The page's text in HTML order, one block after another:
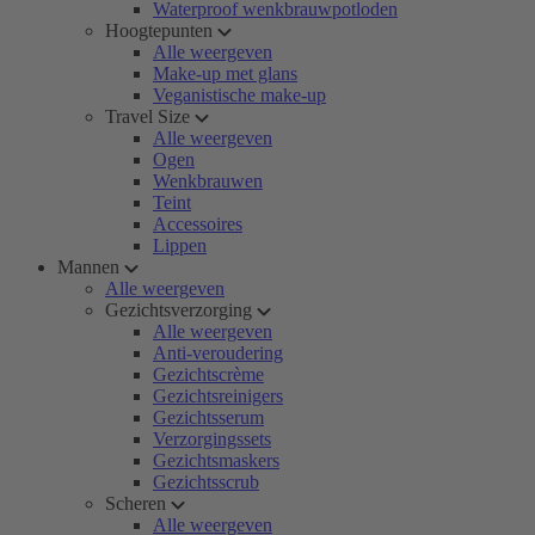
Waterproof wenkbrauwpotloden
Hoogtepunten
Alle weergeven
Make-up met glans
Veganistische make-up
Travel Size
Alle weergeven
Ogen
Wenkbrauwen
Teint
Accessoires
Lippen
Mannen
Alle weergeven
Gezichtsverzorging
Alle weergeven
Anti-veroudering
Gezichtscrème
Gezichtsreinigers
Gezichtsserum
Verzorgingssets
Gezichtsmaskers
Gezichtsscrub
Scheren
Alle weergeven